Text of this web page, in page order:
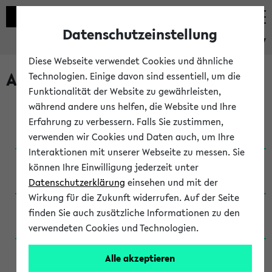
eKVV
Archivierte Studiengänge
Anglistik: British and American Studies / B.A.
(Einschreibung bis WiSe 16/17)
Anglistik: British and American Studies / B.A.
(Einschreibung bis SoSe 2015)
Anglistik: British and American Studies / B.A.
(Einschreibung bis SoSe 2013)
Anglistik: British and American Studies / Ba
(Einschreibung bis SoSe 2011)
Datenschutzeinstellung
Diese Webseite verwendet Cookies und ähnliche
Technologien. Einige davon sind essentiell, um die
Funktionalität der Website zu gewährleisten,
während andere uns helfen, die Website und Ihre
Erfahrung zu verbessern. Falls Sie zustimmen,
verwenden wir Cookies und Daten auch, um Ihre
Interaktionen mit unserer Webseite zu messen. Sie
können Ihre Einwilligung jederzeit unter
Datenschutzerklärung einsehen und mit der
Wirkung für die Zukunft widerrufen. Auf der Seite
finden Sie auch zusätzliche Informationen zu den
verwendeten Cookies und Technologien.
Alle akzeptieren